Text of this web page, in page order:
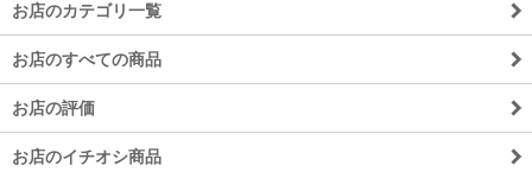
お店のカテゴリ一覧
お店のすべての商品
お店の評価
お店のイチオシ商品